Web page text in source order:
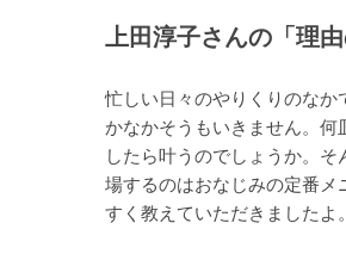
上田淳子さんの「理由
忙しい日々のやりくりのな
かなかそうもいきません。何
したら叶うのでしょうか。
場するのはおなじみの定番
すく教えていただきましたよ。